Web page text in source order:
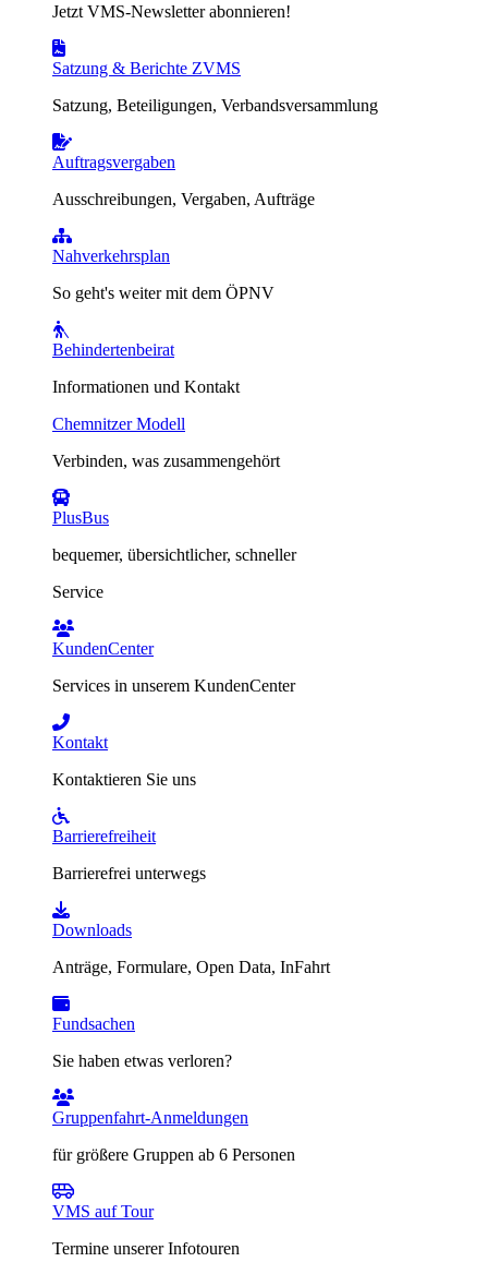
Jetzt VMS-Newsletter abonnieren!
Satzung & Berichte ZVMS
Satzung, Beteiligungen, Verbandsversammlung
Auftragsvergaben
Ausschreibungen, Vergaben, Aufträge
Nahverkehrsplan
So geht's weiter mit dem ÖPNV
Behindertenbeirat
Informationen und Kontakt
Chemnitzer Modell
Verbinden, was zusammengehört
PlusBus
bequemer, übersichtlicher, schneller
Service
KundenCenter
Services in unserem KundenCenter
Kontakt
Kontaktieren Sie uns
Barrierefreiheit
Barrierefrei unterwegs
Downloads
Anträge, Formulare, Open Data, InFahrt
Fundsachen
Sie haben etwas verloren?
Gruppenfahrt-Anmeldungen
für größere Gruppen ab 6 Personen
VMS auf Tour
Termine unserer Infotouren